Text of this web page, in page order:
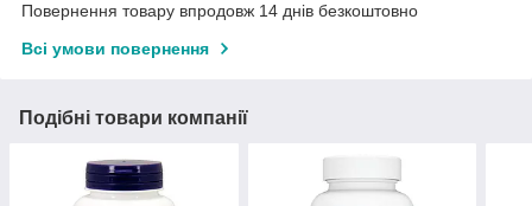
Повернення товару впродовж 14 днів безкоштовно
Всі умови повернення
Подібні товари компанії